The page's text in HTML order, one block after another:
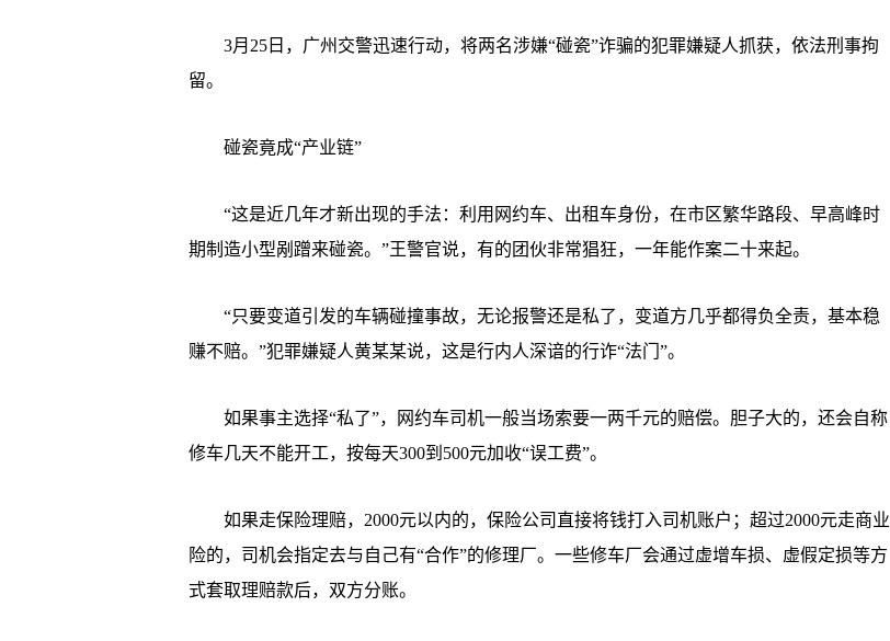
3月25日，广州交警迅速行动，将两名涉嫌“碰瓷”诈骗的犯罪嫌疑人抓获，依法刑事拘
留。
碰瓷竟成“产业链”
“这是近几年才新出现的手法：利用网约车、出租车身份，在市区繁华路段、早高峰时
期制造小型剐蹭来碰瓷。”王警官说，有的团伙非常猖狂，一年能作案二十来起。
“只要变道引发的车辆碰撞事故，无论报警还是私了，变道方几乎都得负全责，基本稳
赚不赔。”犯罪嫌疑人黄某某说，这是行内人深谙的行诈“法门”。
如果事主选择“私了”，网约车司机一般当场索要一两千元的赔偿。胆子大的，还会自称
修车几天不能开工，按每天300到500元加收“误工费”。
如果走保险理赔，2000元以内的，保险公司直接将钱打入司机账户；超过2000元走商业
险的，司机会指定去与自己有“合作”的修理厂。一些修车厂会通过虚增车损、虚假定损等方
式套取理赔款后，双方分账。